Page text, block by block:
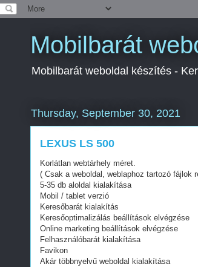
Mobilbarát
Mobilbarát weboldal készítés -
Thursday, September 30, 2021
LEXUS LS 500
Korlátlan webtárhely méret.
( Csak a weboldal, weblaphoz tartozó fájlok
5-35 db aloldal kialakítása
Mobil / tablet verzió
Keresőbarát kialakítás
Keresőoptimalizálás beállítások elvégzése
Online marketing beállítások elvégzése
Felhasználóbarát kialakítása
Favikon
Akár többnyelvű weboldal kialakítása